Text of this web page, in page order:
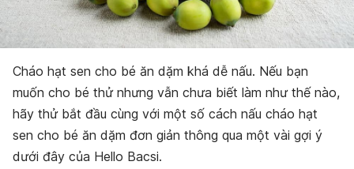
Cháo hạt sen cho bé ăn dặm khá dễ nấu. Nếu bạn
muốn cho bé thử nhưng vẫn chưa biết làm như thế nào,
hãy thử bắt đầu cùng với một số cách nấu cháo hạt
sen cho bé ăn dặm đơn giản thông qua một vài gợi ý
dưới đây của Hello Bacsi.